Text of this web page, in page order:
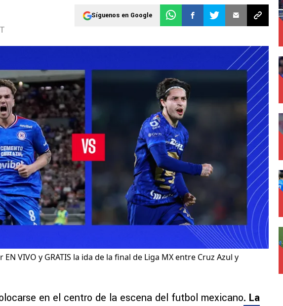
Síguenos en Google
EN VIVO y GRATIS la ida de la final de Liga MX entre Cruz Azul y
en el centro de la escena del futbol mexicano. La